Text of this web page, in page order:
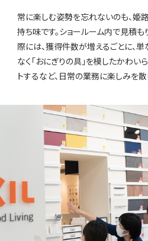
常に楽しむ姿勢を忘れないのも、姫
持ち味です。ショールーム内で見積
際には、獲得件数が増えるごとに、
なく「おにぎりの具」を模したかわい
トするなど、日常の業務に楽しみを